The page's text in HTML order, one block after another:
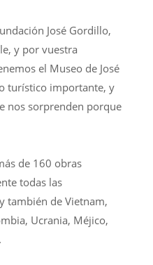
José Gordillo,
y por vuestra
el Museo de José
turístico importante, y
nos sorprenden porque
de 160 obras
todas las
también de Vietnam,
Ucrania, Méjico,